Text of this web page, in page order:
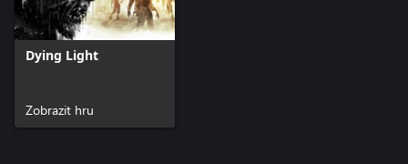
Dying Light
Zobrazit hru